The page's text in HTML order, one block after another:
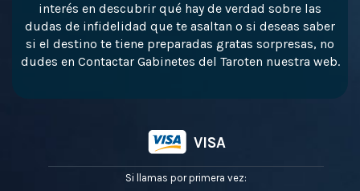
interés en descubrir qué hay de verdad sobre las
dudas de infidelidad que te asaltan o si deseas saber
si el destino te tiene preparadas gratas sorpresas, no
dudes en Contactar Gabinetes del Taroten nuestra web.
VISA
Si llamas por primera vez: